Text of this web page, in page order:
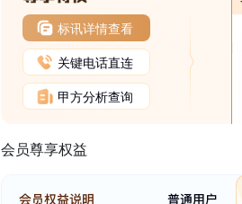
标讯详情查看
关键电话直连
甲方分析查询
会员尊享权益